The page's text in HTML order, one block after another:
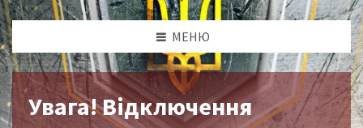
МЕНЮ
Увага! Відключення